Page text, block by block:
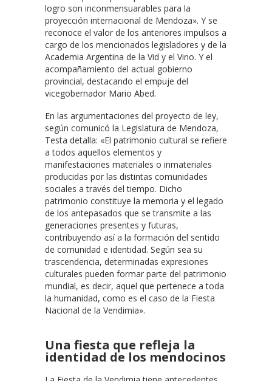
logro son inconmensuarables para la
proyección internacional de Mendoza». Y se
reconoce el valor de los anteriores impulsos a
cargo de los mencionados legisladores y de la
Academia Argentina de la Vid y el Vino. Y el
acompañamiento del actual gobierno
provincial, destacando el empuje del
vicegobernador Mario Abed.
En las argumentaciones del proyecto de ley,
según comunicó la Legislatura de Mendoza,
Testa detalla: «El patrimonio cultural se refiere
a todos aquellos elementos y
manifestaciones materiales o inmateriales
producidas por las distintas comunidades
sociales a través del tiempo. Dicho
patrimonio constituye la memoria y el legado
de los antepasados que se transmite a las
generaciones presentes y futuras,
contribuyendo así a la formación del sentido
de comunidad e identidad. Según sea su
trascendencia, determinadas expresiones
culturales pueden formar parte del patrimonio
mundial, es decir, aquel que pertenece a toda
la humanidad, como es el caso de la Fiesta
Nacional de la Vendimia».
Una fiesta que refleja la
identidad de los mendocinos